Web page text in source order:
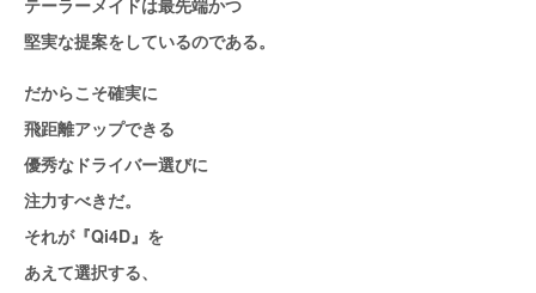
堅実な提案をしているのである。
だからこそ確実に
飛距離アップできる
優秀なドライバー選びに
注力すべきだ。
それが『Qi4D』を
あえて選択する、